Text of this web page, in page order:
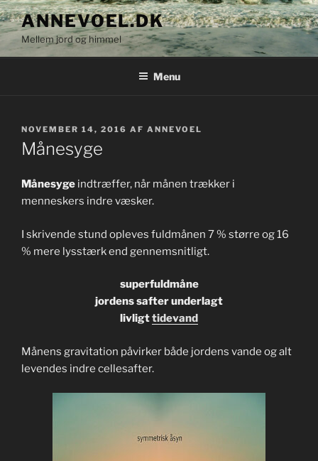
Videre
til
indhold
ANNEVOEL.DK
Mellem jord og himmel
Menu
UDGIVET
DEN
NOVEMBER 14, 2016 AF ANNEVOEL
Månesyge
Månesyge indtræffer, når månen trækker i
menneskers indre væsker.
I skrivende stund opleves fuldmånen 7 % større og 16
% mere lysstærk end gennemsnitligt.
superfuldmåne
jordens safter underlagt
livligttidevand
Månens gravitation påvirker både jordens vande og alt
levendes indre cellesafter.